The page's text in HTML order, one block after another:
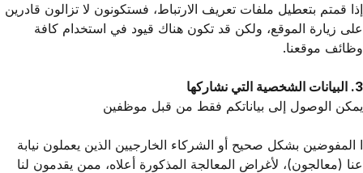
إذا قمتم بتعطيل ملفات تعريف الارتباط، فستكونون لا تزالون قادرين
على زيارة الموقع، ولكن قد تكون هناك قيود في استخدام كافة
وظائف موقعنا.
3. البيانات الشخصية التي نشاركها
يمكن الوصول إلى بياناتكم فقط من قبل موظفين
ا المفوضين بشكل صحيح أو الشركاء الخارجيين الذين يعملون نيابة
عنا (معالجون)، لأغراض المعالجة المذكورة أعلاه، ممن يقدمون لنا